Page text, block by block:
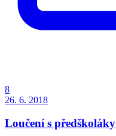
8
26. 6. 2018
Loučení s předškoláky